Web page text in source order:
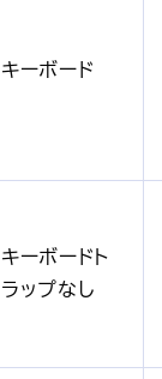
キーボード
キーボードト
ラップなし